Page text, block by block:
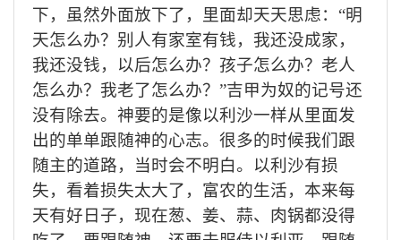
下，虽然外面放下了，里面却天天思虑：“明
天怎么办？别人有家室有钱，我还没成家，
我还没钱，以后怎么办？孩子怎么办？老人
怎么办？我老了怎么办？”吉甲为奴的记号还
没有除去。神要的是像以利沙一样从里面发
出的单单跟随神的心志。很多的时候我们跟
随主的道路，当时会不明白。以利沙有损
失，看着损失太大了，富农的生活，本来每
天有好日子，现在葱、姜、蒜、肉锅都没得